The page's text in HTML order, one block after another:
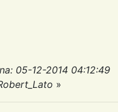
05-12-2014 04:12:49
»